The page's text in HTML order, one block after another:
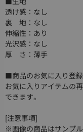
透け感：なし
裏 地：なし
伸縮性：あり
光沢感：なし
厚 さ：薄手
■商品のお気に入り登録
お気に入りアイテムの
できます。
[注意事項]
※画像の商品はサンプ